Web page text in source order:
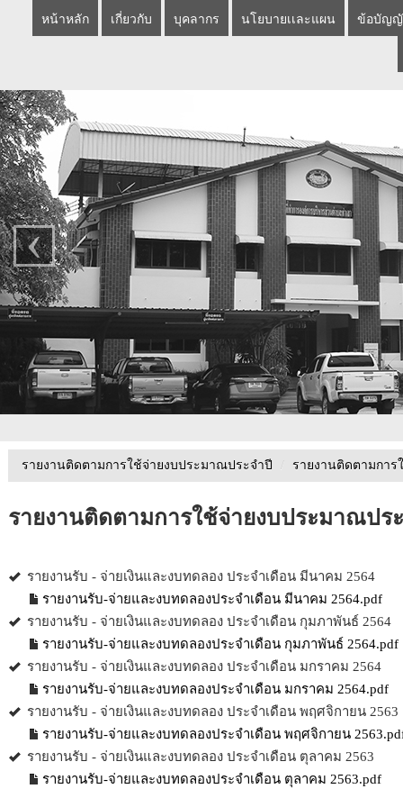
หน้าหลัก เกี่ยวกับ บุคลากร นโยบายเเละแผน ข้อบัญ
‹
รายงานติดตามการใช้จ่ายงบประมาณประจำปี / รายงานติดตามการ
รายงานติดตามการใช้จ่ายงบประมาณปร
รายงานรับ - จ่ายเงินและงบทดลอง ประจำเดือน มีนาคม 2564
รายงานรับ-จ่ายและงบทดลองประจำเดือน มีนาคม 2564.pdf
รายงานรับ - จ่ายเงินและงบทดลอง ประจำเดือน กุมภาพันธ์ 2564
รายงานรับ-จ่ายและงบทดลองประจำเดือน กุมภาพันธ์ 2564.pdf
รายงานรับ - จ่ายเงินและงบทดลอง ประจำเดือน มกราคม 2564
รายงานรับ-จ่ายและงบทดลองประจำเดือน มกราคม 2564.pdf
รายงานรับ - จ่ายเงินและงบทดลอง ประจำเดือน พฤศจิกายน 2563
รายงานรับ-จ่ายและงบทดลองประจำเดือน พฤศจิกายน
รายงานรับ - จ่ายเงินและงบทดลอง ประจำเดือน ตุลาคม 2563
รายงานรับ-จ่ายและงบทดลองประจำเดือน ตุลาคม 2563.pdf